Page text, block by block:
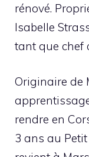
rénové.
Isabelle
tant que chef
Originaire de
rendre en
3 ans au